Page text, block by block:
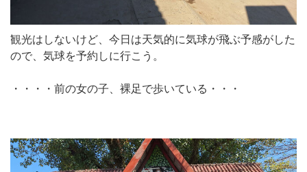
観光はしないけど、今日は天気的に気球が飛ぶ予感がした
ので、気球を予約しに行こう。
・・・・前の女の子、裸足で歩いている・・・